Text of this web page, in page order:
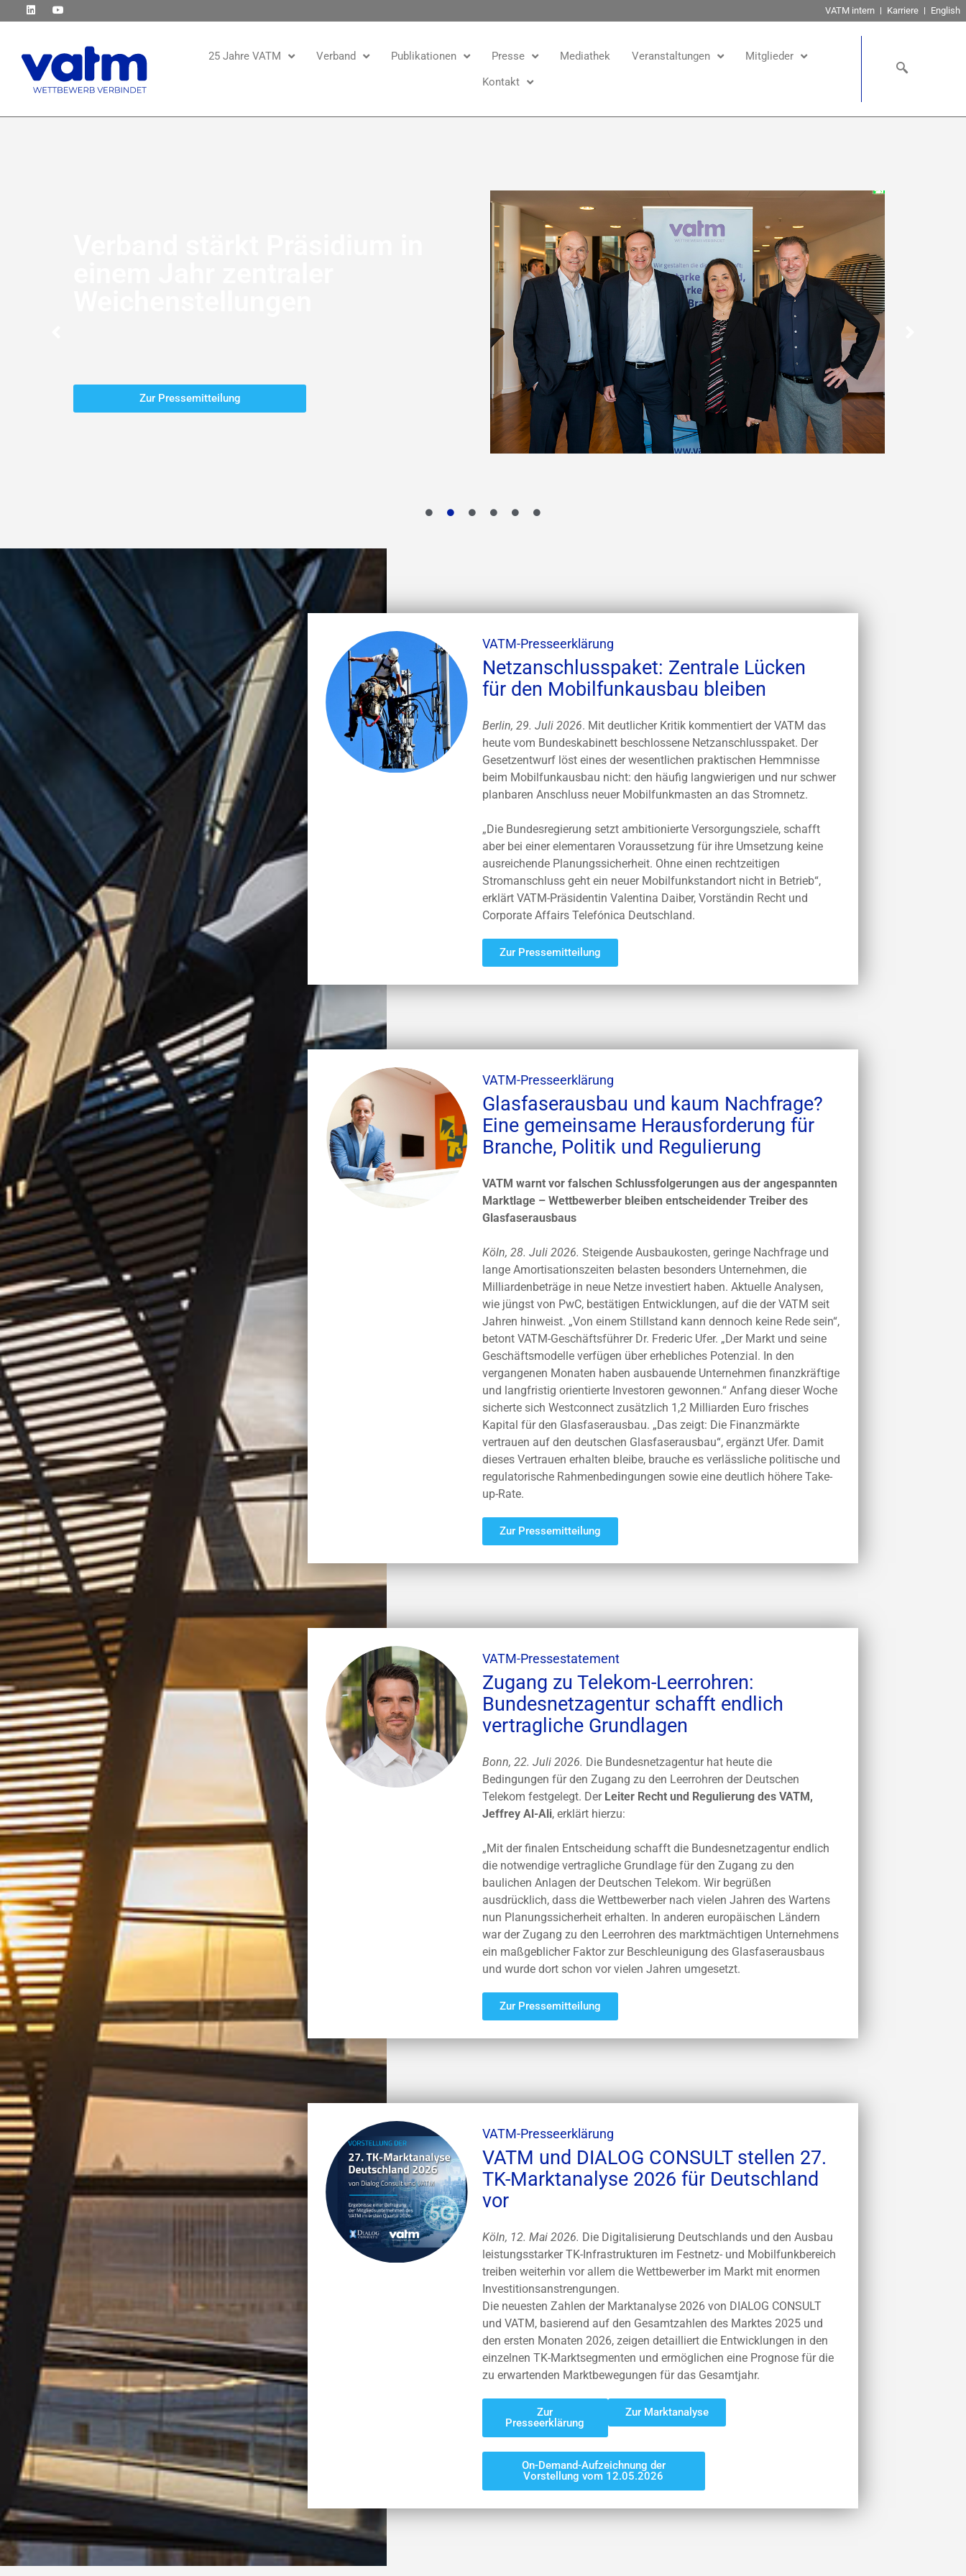
VATM intern Karriere English
25 Jahre VATM Verband Publikationen Presse Mediathek Veranstaltungen
Mitglieder
Kontakt
Zur Pressemitteilung
VATM-Presseerklärung
Netzanschlusspaket: Zentrale Lücken
für den Mobilfunkausbau bleiben
Berlin, 29. Juli 2026. Mit deutlicher Kritik kommentiert der VATM das
heute vom Bundeskabinett beschlossene Netzanschlusspaket. Der
Gesetzentwurf löst eines der wesentlichen praktischen Hemmnisse
beim Mobilfunkausbau nicht: den häufig langwierigen und nur schwer
planbaren Anschluss neuer Mobilfunkmasten an das Stromnetz.
„Die Bundesregierung setzt ambitionierte Versorgungsziele, schafft
aber bei einer elementaren Voraussetzung für ihre Umsetzung keine
ausreichende Planungssicherheit. Ohne einen rechtzeitigen
Stromanschluss geht ein neuer Mobilfunkstandort nicht in Betrieb“,
erklärt VATM-Präsidentin Valentina Daiber, Vorständin Recht und
Corporate Affairs Telefónica Deutschland.
Zur Pressemitteilung
VATM-Presseerklärung
Glasfaserausbau und kaum Nachfrage?
Eine gemeinsame Herausforderung für
Branche, Politik und Regulierung
VATM warnt vor falschen Schlussfolgerungen aus der angespannten
Marktlage – Wettbewerber bleiben entscheidender Treiber des
Glasfaserausbaus
Köln, 28. Juli 2026. Steigende Ausbaukosten, geringe Nachfrage und
lange Amortisationszeiten belasten besonders Unternehmen, die
Milliardenbeträge in neue Netze investiert haben. Aktuelle Analysen,
wie jüngst von PwC, bestätigen Entwicklungen, auf die der VATM seit
Jahren hinweist. „Von einem Stillstand kann dennoch keine Rede sein“,
betont VATM-Geschäftsführer Dr. Frederic Ufer. „Der Markt und seine
Geschäftsmodelle verfügen über erhebliches Potenzial. In den
vergangenen Monaten haben ausbauende Unternehmen finanzkräftige
und langfristig orientierte Investoren gewonnen.“ Anfang dieser Woche
sicherte sich Westconnect zusätzlich 1,2 Milliarden Euro frisches
Kapital für den Glasfaserausbau. „Das zeigt: Die Finanzmärkte
vertrauen auf den deutschen Glasfaserausbau“, ergänzt Ufer. Damit
dieses Vertrauen erhalten bleibe, brauche es verlässliche politische und
regulatorische Rahmenbedingungen sowie eine deutlich höhere Take-
up-Rate.
Zur Pressemitteilung
VATM-Pressestatement
Zugang zu Telekom-Leerrohren:
Bundesnetzagentur schafft endlich
vertragliche Grundlagen
Bonn, 22. Juli 2026. Die Bundesnetzagentur hat heute die
Bedingungen für den Zugang zu den Leerrohren der Deutschen
Telekom festgelegt. Der Leiter Recht und Regulierung des VATM,
Jeffrey Al-Ali, erklärt hierzu:
„Mit der finalen Entscheidung schafft die Bundesnetzagentur endlich
die notwendige vertragliche Grundlage für den Zugang zu den
baulichen Anlagen der Deutschen Telekom. Wir begrüßen
ausdrücklich, dass die Wettbewerber nach vielen Jahren des Wartens
nun Planungssicherheit erhalten. In anderen europäischen Ländern
war der Zugang zu den Leerrohren des marktmächtigen Unternehmens
ein maßgeblicher Faktor zur Beschleunigung des Glasfaserausbaus
und wurde dort schon vor vielen Jahren umgesetzt.
Zur Pressemitteilung
VATM-Presseerklärung
VATM und DIALOG CONSULT stellen 27.
TK-Marktanalyse 2026 für Deutschland
vor
Köln, 12. Mai 2026. Die Digitalisierung Deutschlands und den Ausbau
leistungsstarker TK-Infrastrukturen im Festnetz- und Mobilfunkbereich
treiben weiterhin vor allem die Wettbewerber im Markt mit enormen
Investitionsanstrengungen.
Die neuesten Zahlen der Marktanalyse 2026 von DIALOG CONSULT
und VATM, basierend auf den Gesamtzahlen des Marktes 2025 und
den ersten Monaten 2026, zeigen detailliert die Entwicklungen in den
einzelnen TK-Marktsegmenten und ermöglichen eine Prognose für die
zu erwartenden Marktbewegungen für das Gesamtjahr.
Zur
Presseerklärung
Zur Marktanalyse
On-Demand-Aufzeichnung der
Vorstellung vom 12.05.2026